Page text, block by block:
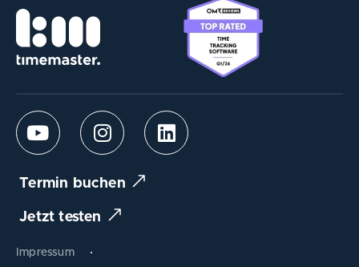
Termin buchen
Jetzt testen
Impressum